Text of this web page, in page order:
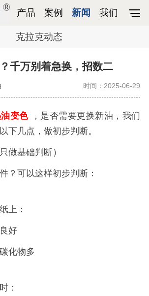
产品 案例 新闻 我们
克拉克动态
千万别着急换，招数二
时间：2025-06-29
变色
，是否需要更换新油，我们
下几点，做初步判断。
做基础判断）
？可以这样初步判断：
上：
好
化物多
：